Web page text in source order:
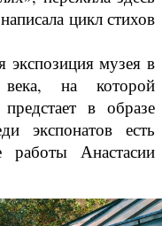
цикл стихов
экспозиция музея в
на которой
в образе
экспонатов есть
Анастасии